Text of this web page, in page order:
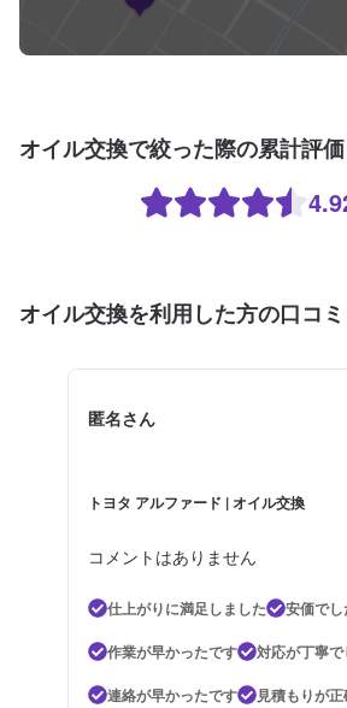
オイル交換で絞った際の累計評価
オイル交換を利用した方の口コミ
匿名さん
トヨタ アルファード | オイル交換
コメントはありません
仕上がりに満足しました
安価でし
作業が早かったです
対応が丁寧で
連絡が早かったです
見積もりが